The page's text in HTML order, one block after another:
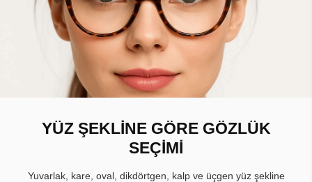
YÜZ ŞEKLİNE GÖRE GÖZLÜK
SEÇİMİ
Yuvarlak, kare, oval, dikdörtgen, kalp ve üçgen yüz şekline